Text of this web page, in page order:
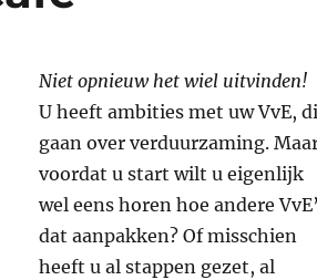
Niet opnieuw het wiel uitvinden!
U heeft ambities met uw VvE,
gaan over verduurzaming.
voordat u start wilt u eigenlijk
wel eens horen hoe andere
dat aanpakken? Of misschien
heeft u al stappen gezet, al